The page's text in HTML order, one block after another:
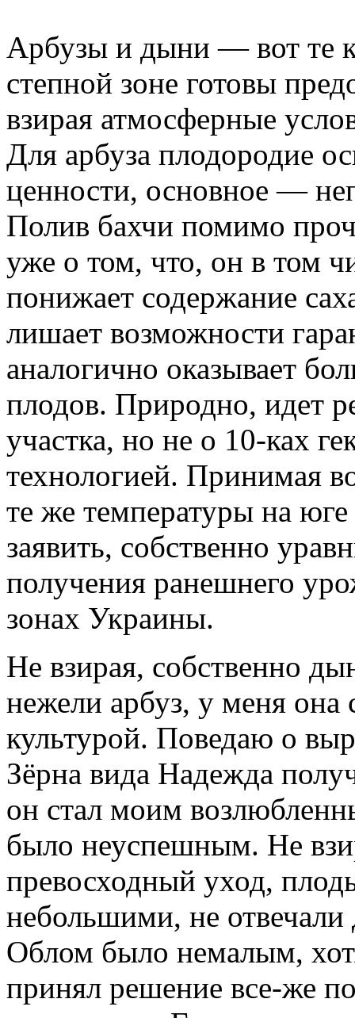
Арбузы и дыни — вот те
степной зоне готовы
взирая атмосферные
Для арбуза плодородие
ценности, основное —
Полив бахчи помимо
уже о том, что, он в том
понижает содержание
лишает возможности
аналогично оказывает
плодов. Природно, идет
участка, но не о 10-ках
технологией. Принимая
те же температуры на
заявить, собственно
получения ранешнего
зонах Украины.
Не взирая, собственно
нежели арбуз, у меня она
культурой. Поведаю о
Зёрна вида Надежда
он стал моим
было неуспешным. Не
превосходный уход,
небольшими, не отвечали
Облом было немалым,
принял решение все-же